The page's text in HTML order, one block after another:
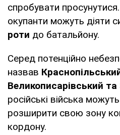
спробувати
окупанти можуть діяти
роти до батальйону.
Серед потенційно
назвав
Великописарівський
російські війська
розширити свою зону
кордону.